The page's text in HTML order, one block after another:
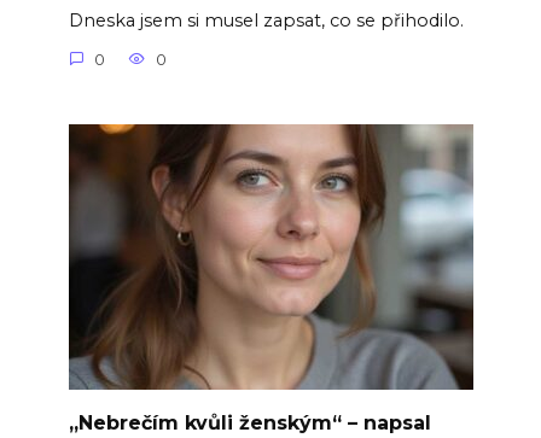
Dneska jsem si musel zapsat, co se přihodilo.
0 0
„Nebrečím kvůli ženským“ – napsal